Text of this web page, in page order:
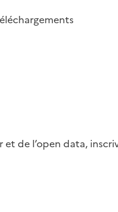
de l’open data,